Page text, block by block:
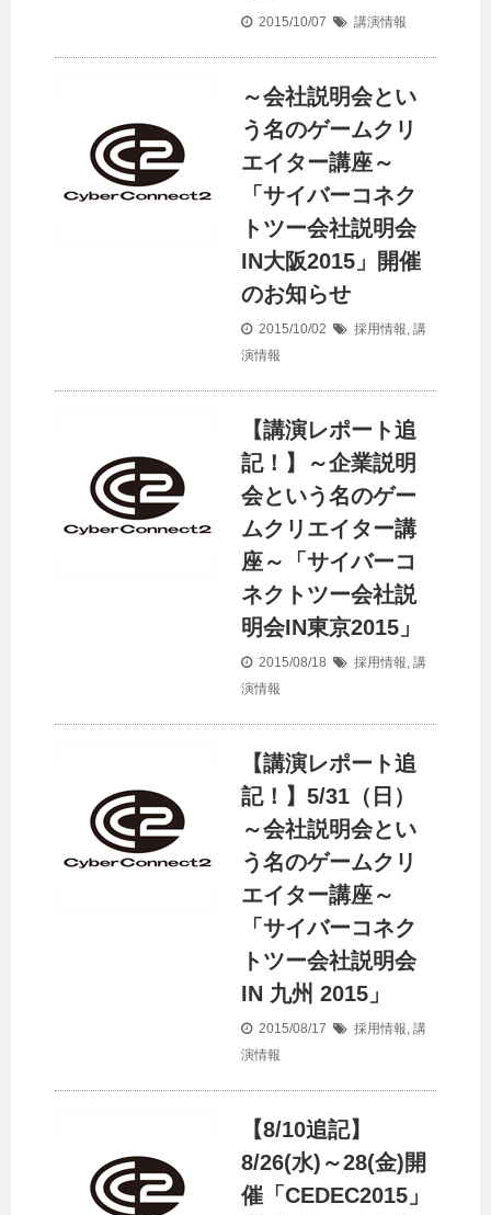
2015/10/07 講演情報
～会社説明会とい
う名のゲームクリ
エイター講座～
「サイバーコネク
トツー会社説明会
IN大阪2015」開催
のお知らせ
2015/10/02 採用情報, 講
演情報
【講演レポート追
記！】～企業説明
会という名のゲー
ムクリエイター講
座～「サイバーコ
ネクトツー会社説
明会IN東京2015」
2015/08/18 採用情報, 講
演情報
【講演レポート追
記！】5/31（日）
～会社説明会とい
う名のゲームクリ
エイター講座～
「サイバーコネク
トツー会社説明会
IN 九州 2015」
2015/08/17 採用情報, 講
演情報
【8/10追記】
8/26(水)～28(金)開
催「CEDEC2015」